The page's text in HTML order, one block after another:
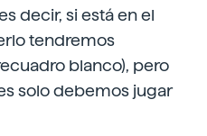
decir, si está en el
tendremos
blanco), pero
solo debemos jugar